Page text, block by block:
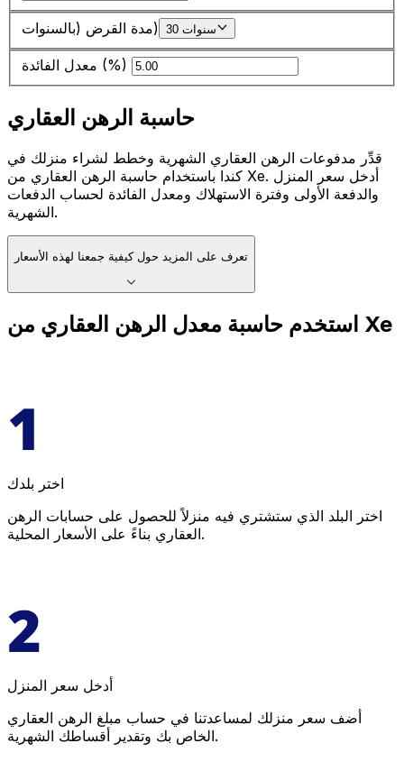
مدة القرض (بالسنوات) 30 سنوات
معدل الفائدة (%)
حاسبة الرهن العقاري
قدِّر مدفوعات الرهن العقاري الشهرية وخطط لشراء منزلك في
كندا باستخدام حاسبة الرهن العقاري من Xe. أدخل سعر المنزل
والدفعة الأولى وفترة الاستهلاك ومعدل الفائدة لحساب الدفعات
الشهرية.
تعرف على المزيد حول كيفية جمعنا لهذه الأسعار
استخدم حاسبة معدل الرهن العقاري من Xe
اختر بلدك
اختر البلد الذي ستشتري فيه منزلاً للحصول على حسابات الرهن
العقاري بناءً على الأسعار المحلية.
أدخل سعر المنزل
أضف سعر منزلك لمساعدتنا في حساب مبلغ الرهن العقاري
الخاص بك وتقدير أقساطك الشهرية.